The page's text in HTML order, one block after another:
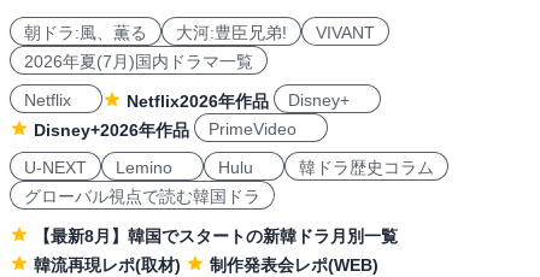
朝ドラ:風、薫る 大河:豊臣兄弟!
VIVANT
2026年夏(7月)国内ドラマ一覧
Netflix
Netflix2026年作品
Disney+
Disney+2026年作品
PrimeVideo
U-NEXT
Lemino Hulu
韓ドラ歴史コラム
グローバル視点で読む韓国ドラ
【最新8月】韓国でスタートの新韓ドラ月別一覧
韓流再現レポ(取材)
制作発表会レポ(WEB)